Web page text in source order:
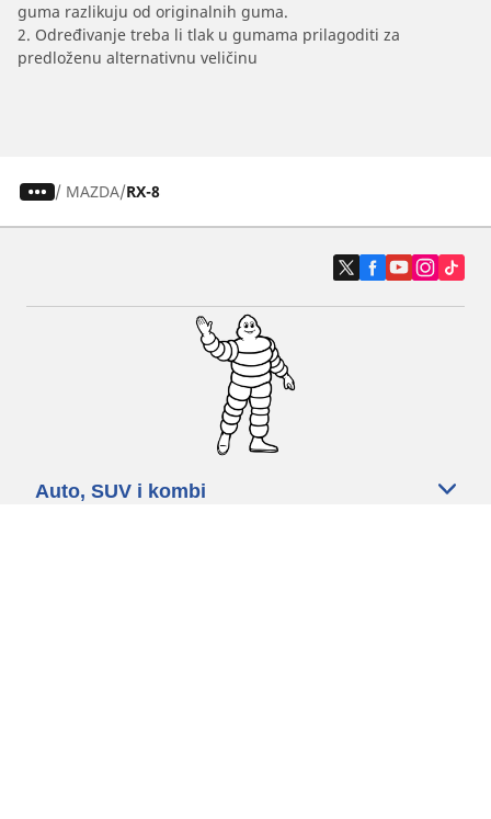
guma razlikuju od originalnih guma.
2. Određivanje treba li tlak u gumama prilagoditi za
predloženu alternativnu veličinu
/ MAZDA RX-8
Auto, SUV i kombi